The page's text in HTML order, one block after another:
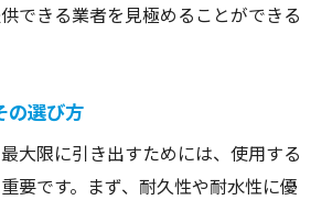
できる業者を見極めることができる
の選び方
大限に引き出すためには、使用する
要です。まず、耐久性や耐水性に優